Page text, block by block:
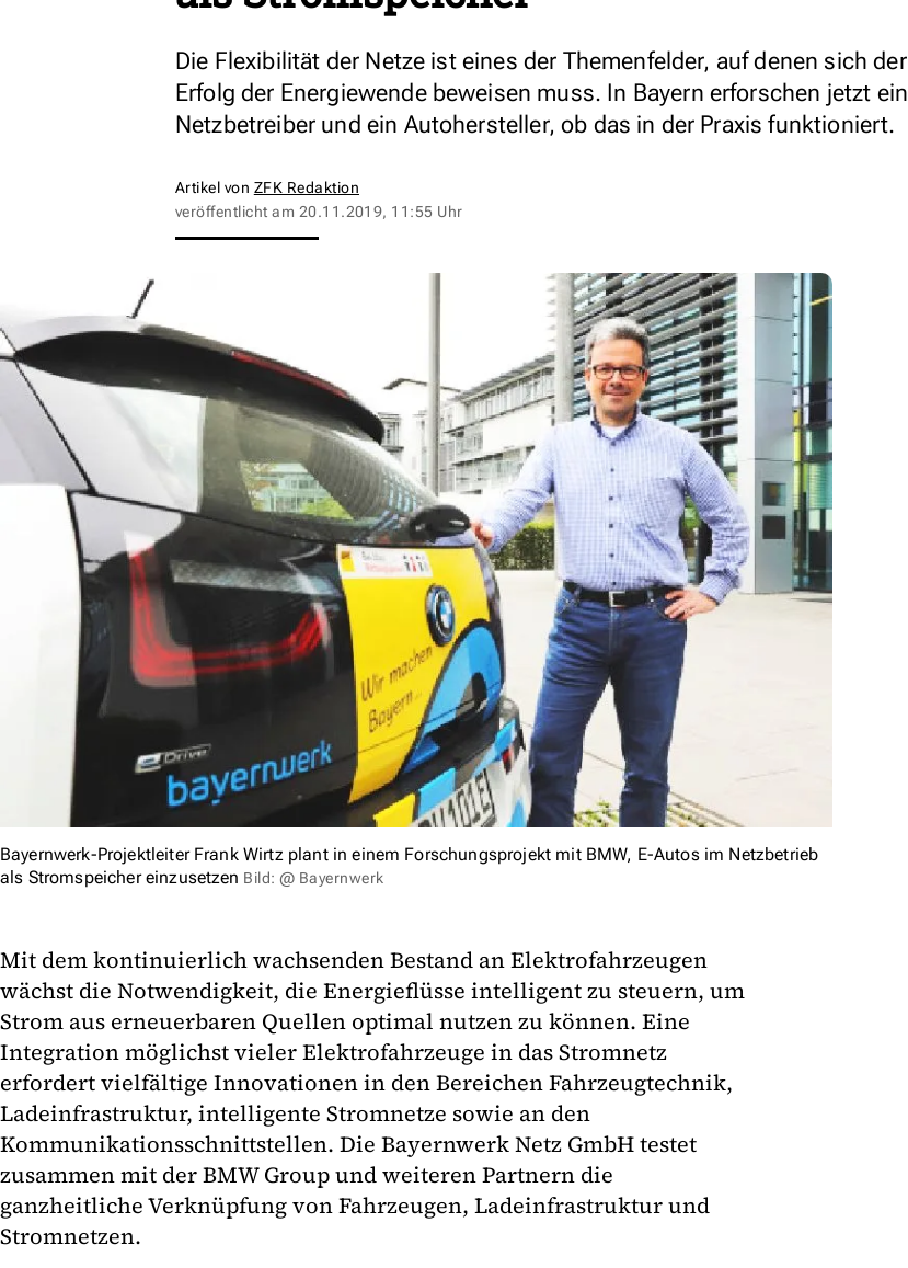
Die Flexibilität der Netze ist eines der Themenfelder, auf denen sich der
Erfolg der Energiewende beweisen muss. In Bayern erforschen jetzt ein
Netzbetreiber und ein Autohersteller, ob das in der Praxis funktioniert.
Artikel von ZFK Redaktion
veröffentlicht am 20.11.2019, 11:55 Uhr
Bayernwerk-Projektleiter Frank Wirtz plant in einem Forschungsprojekt mit BMW, E-Autos im Netzbetrieb
als Stromspeicher einzusetzen Bild: @ Bayernwerk
Mit dem kontinuierlich wachsenden Bestand an Elektrofahrzeugen
wächst die Notwendigkeit, die Energieflüsse intelligent zu steuern, um
Strom aus erneuerbaren Quellen optimal nutzen zu können. Eine
Integration möglichst vieler Elektrofahrzeuge in das Stromnetz
erfordert vielfältige Innovationen in den Bereichen Fahrzeugtechnik,
Ladeinfrastruktur, intelligente Stromnetze sowie an den
Kommunikationsschnittstellen. Die Bayernwerk Netz GmbH testet
zusammen mit der BMW Group und weiteren Partnern die
ganzheitliche Verknüpfung von Fahrzeugen, Ladeinfrastruktur und
Stromnetzen.